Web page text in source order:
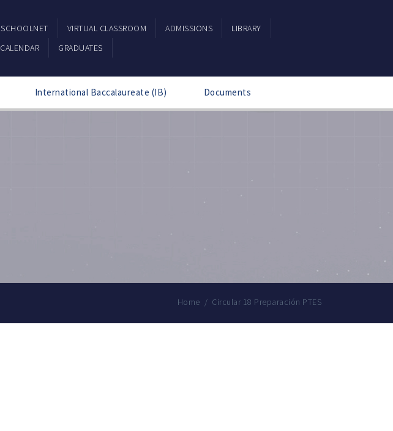
SCHOOLNET VIRTUAL CLASSROOM ADMISSIONS
LIBRARY
CALENDAR
GRADUATES
International Baccalaureate (IB) Documents
Home / Circular 18 Preparación PTES